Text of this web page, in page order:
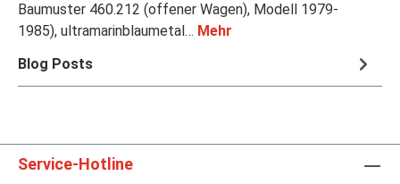
Baumuster 460.212 (offener Wagen), Modell 1979-
1985), ultramarinblaumetal… Mehr
Blog Posts
Service-Hotline